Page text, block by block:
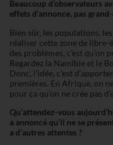
Beaucoup d’observateurs
effets d’annonce, pas
Bien sûr, les populations,
réaliser cette zone de libre-
des problèmes, c’est qu’on
Regardez la Namibie et le
Donc, l’idée, c’est
premières. En Afrique, on
pour ça qu’on ne crée pas
Qu’attendez-vous
a annoncé qu’il ne se
a d’autres attentes ?